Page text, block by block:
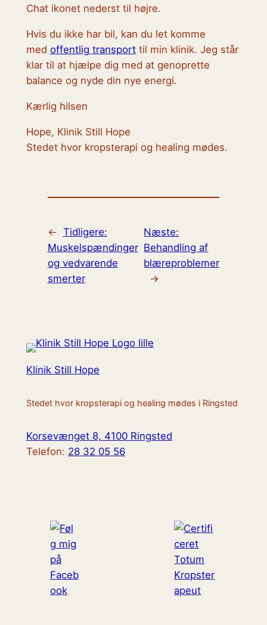
Chat ikonet nederst til højre.
Hvis du ikke har bil, kan du let komme
med offentlig transporttil min klinik. Jeg står
klar til at hjælpe dig med at genoprette
balance og nyde din nye energi.
Kærlig hilsen
Hope, Klinik Still Hope
Stedet hvor kropsterapi og healing mødes.
← Tidligere:
Muskelspændinger
og vedvarende
smerter
Næste:
Behandling af
blæreproblemer
→
Klinik Still Hope
Stedet hvor kropsterapi og healing mødes i Ringsted
Korsevænget 8, 4100 Ringsted
Telefon: 28 32 05 56